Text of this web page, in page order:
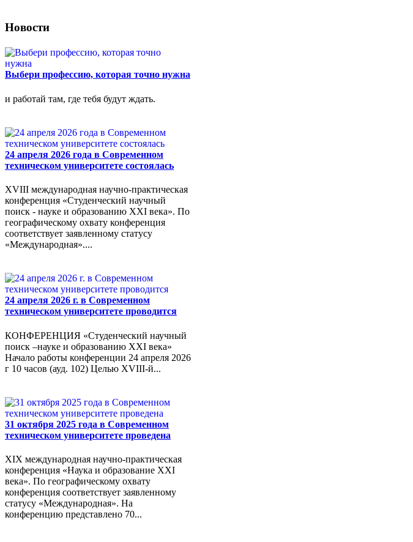
Новости
Выбери профессию, которая точно нужна
и работай там, где тебя будут ждать.
24 апреля 2026 года в Современном
техническом университете состоялась
XVIII международная научно-практическая
конференция «Студенческий научный
поиск - науке и образованию XXI века». По
географическому охвату конференция
соответствует заявленному статусу
«Международная»....
24 апреля 2026 г. в Современном
техническом университете проводится
КОНФЕРЕНЦИЯ «Студенческий научный
поиск –науке и образованию XXI века»
Начало работы конференции 24 апреля 2026
г 10 часов (ауд. 102) Целью XVIII-й...
31 октября 2025 года в Современном
техническом университете проведена
XIX международная научно-практическая
конференция «Наука и образование XXI
века». По географическому охвату
конференция соответствует заявленному
статусу «Международная». На
конференцию представлено 70...